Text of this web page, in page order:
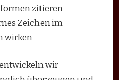
zitieren
Zeichen im
wirken
wir